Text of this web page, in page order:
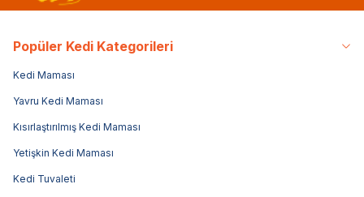
Popüler Kedi Kategorileri
Kedi Maması
Yavru Kedi Maması
Kısırlaştırılmış Kedi Maması
Yetişkin Kedi Maması
Kedi Tuvaleti